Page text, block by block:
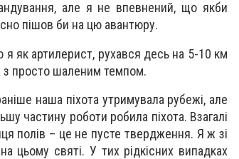
але я не впевнений, що якби
пішов би на цю авантюру.
я як артилерист, рухався десь на 5-10 км
з просто шаленим темпом.
наша піхота утримувала рубежі, але
частину роботи робила піхота. Взагалі
полів – це не пусте твердження. Я ж зі
цьому святі. У тих рідкісних випадках